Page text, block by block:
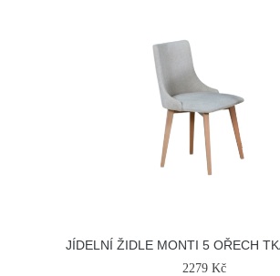
JÍDELNÍ ŽIDLE MONTI 5 OŘECH
2279 Kč